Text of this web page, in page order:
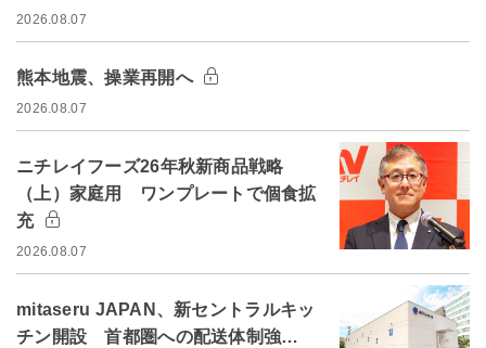
2026.08.07
熊本地震、操業再開へ
2026.08.07
ニチレイフーズ26年秋新商品戦略
（上）家庭用 ワンプレートで個食拡
充
2026.08.07
mitaseru JAPAN、新セントラルキッ
チン開設 首都圏への配送体制強…